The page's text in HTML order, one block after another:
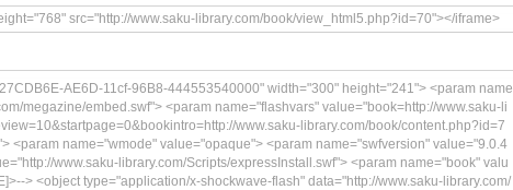
src="http://www.saku-library.com/book/view_html5.php?id=70"></iframe>
AE6D-11cf-96B8-444553540000" width="300" height="241"> <param name
megazine/embed.swf"> <param name="flashvars" value="book=http://www.saku-li
www.saku-library.com/book/content.php?id=7
<param name="wmode" value="opaque"> <param name="swfversion" value="9.0.4
www.saku-library.com/Scripts/expressInstall.swf"> <param name="book" valu
> <object type="application/x-shockwave-flash" data="http://www.saku-library.com/